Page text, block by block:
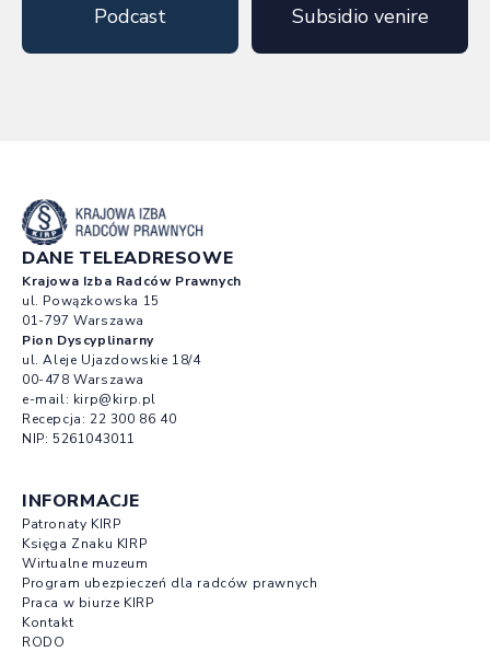
Podcast Subsidio venire
DANE TELEADRESOWE
Krajowa Izba Radców Prawnych
ul. Powązkowska 15
01-797 Warszawa
Pion Dyscyplinarny
ul. Aleje Ujazdowskie 18/4
00-478 Warszawa
e-mail: kirp@kirp.pl
Recepcja: 22 300 86 40
NIP: 5261043011
INFORMACJE
Patronaty KIRP
Księga Znaku KIRP
Wirtualne muzeum
Program ubezpieczeń dla radców prawnych
Praca w biurze KIRP
Kontakt
RODO